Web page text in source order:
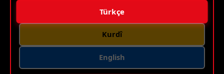
Türkçe
Kurdî
English